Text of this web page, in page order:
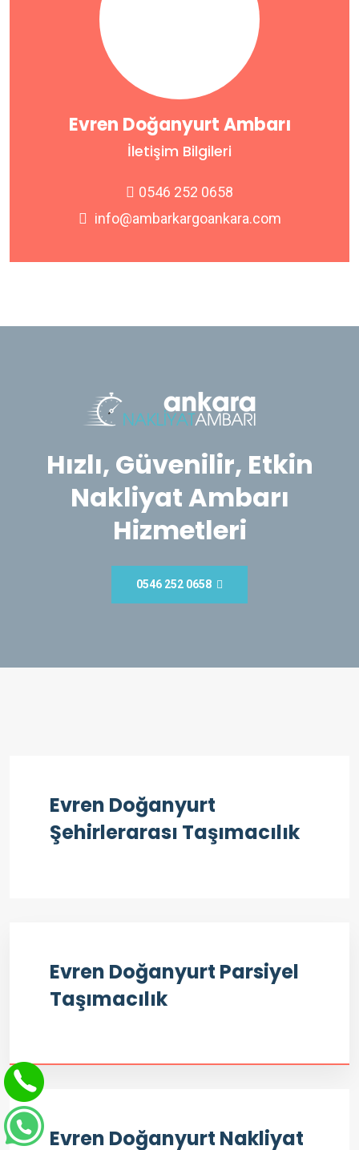
Evren Doğanyurt Ambarı
İletişim Bilgileri
0546 252 0658
info@ambarkargoankara.com
Hızlı, Güvenilir, Etkin
Nakliyat Ambarı
Hizmetleri
0546 252 0658
Evren Doğanyurt
Şehirlerarası Taşımacılık
Evren Doğanyurt Parsiyel
Taşımacılık
Evren Doğanyurt Nakliyat